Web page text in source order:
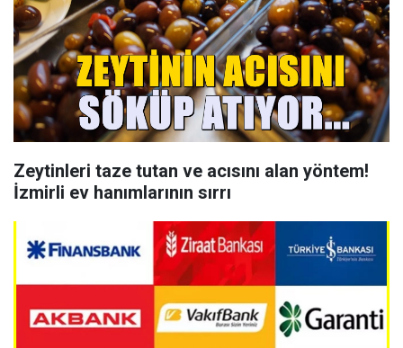
Zeytinleri taze tutan ve acısını alan yöntem!
İzmirli ev hanımlarının sırrı